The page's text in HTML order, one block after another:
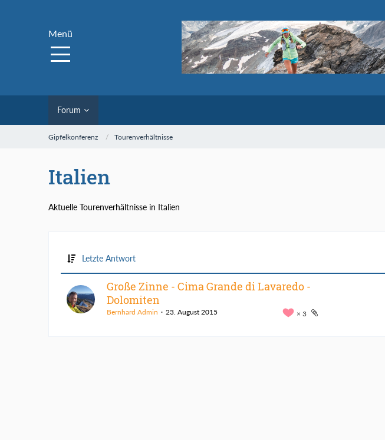
Menü
Forum
Gipfelkonferenz Tourenverhältnisse
Italien
Aktuelle Tourenverhältnisse in Italien
Letzte Antwort
Große Zinne - Cima Grande di Lavaredo -
Dolomiten
3
Bernhard Admin 23. August 2015